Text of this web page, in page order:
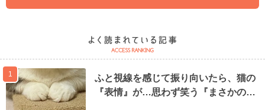
1
ふと視線を感じて振り向いたら、猫の
『表情』が…思わず笑う『まさかの…